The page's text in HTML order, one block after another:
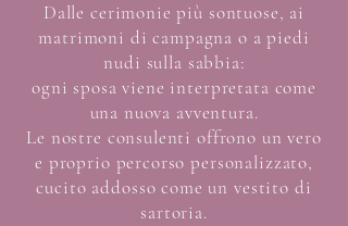
Dalle cerimonie più sontuose, ai
matrimoni di campagna o a piedi
nudi sulla sabbia:
ogni sposa viene interpretata come
una nuova avventura.
Le nostre consulenti offrono un vero
e proprio percorso personalizzato,
cucito addosso come un vestito di
sartoria.